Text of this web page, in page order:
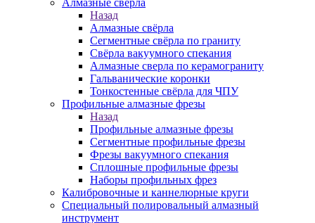
Алмазные свёрла
Назад
Алмазные свёрла
Сегментные свёрла по граниту
Свёрла вакуумного спекания
Алмазные сверла по керамограниту
Гальванические коронки
Тонкостенные свёрла для ЧПУ
Профильные алмазные фрезы
Назад
Профильные алмазные фрезы
Сегментные профильные фрезы
Фрезы вакуумного спекания
Сплошные профильные фрезы
Наборы профильных фрез
Калибровочные и каннелюрные круги
Специальный полировальный алмазный
инструмент